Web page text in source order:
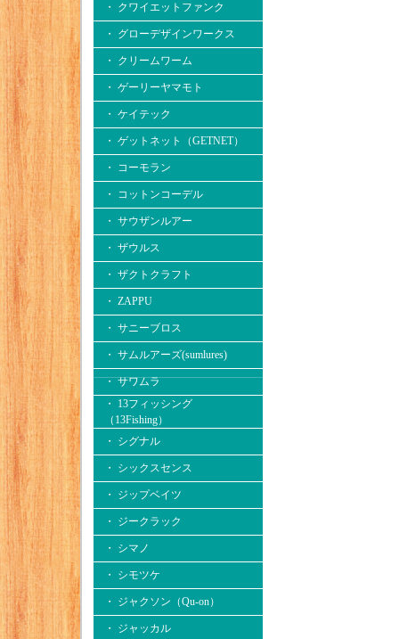
・ クワイエットファンク
・ グローデザインワークス
・ クリームワーム
・ ゲーリーヤマモト
・ ケイテック
・ ゲットネット（GETNET）
・ コーモラン
・ コットンコーデル
・ サウザンルアー
・ ザウルス
・ ザクトクラフト
・ ZAPPU
・ サニーブロス
・ サムルアーズ(sumlures)
・ サワムラ
・ 13フィッシング
（13Fishing）
・ シグナル
・ シックスセンス
・ ジップベイツ
・ ジークラック
・ シマノ
・ シモツケ
・ ジャクソン（Qu-on）
・ ジャッカル